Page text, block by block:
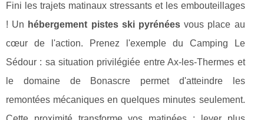
Fini les trajets matinaux stressants et les embouteillages
! Un hébergement pistes ski pyrénées vous place au
cœur de l'action. Prenez l'exemple du Camping Le
Sédour : sa situation privilégiée entre Ax-les-Thermes et
le domaine de Bonascre permet d'atteindre les
remontées mécaniques en quelques minutes seulement.